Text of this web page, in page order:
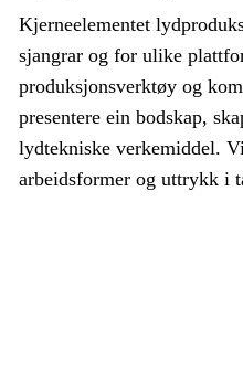
Kjerneelementet
sjangrar og for ulike
produksjonsverktøy og
presentere ein bodskap,
lydtekniske verkemiddel.
arbeidsformer og uttrykk i